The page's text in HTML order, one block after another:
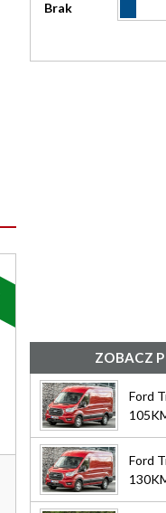
Brak
ZOBACZ
Ford
Ford